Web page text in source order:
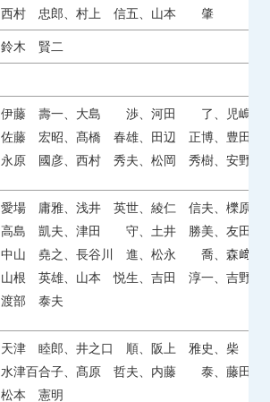
西村 忠郎、村上 信五、山本 肇
鈴木 賢二
伊藤 壽一、大島 渉、河田 了、児嶋
佐藤 宏昭、髙橋 春雄、田辺 正博、豊田弥
永原 國彦、西村 秀夫、松岡 秀樹、安野
愛場 庸雅、浅井 英世、綾仁 信夫、櫟原
高島 凱夫、津田 守、土井 勝美、友田
中山 堯之、長谷川 進、松永 喬、森﨑
山根 英雄、山本 悦生、吉田 淳一、吉野
渡部 泰夫
天津 睦郎、井之口 順、阪上 雅史、柴
水津百合子、髙原 哲夫、内藤 泰、藤田
松本 憲明